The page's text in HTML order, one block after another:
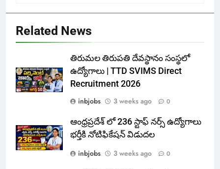
Related News
తిరుమల తిరుపతి దేవస్థానం సంస్థలో
ఉద్యోగాలు | TTD SVIMS Direct
Recruitment 2026
inbjobs
3 weeks ago 0
ఆంధ్రప్రదేశ్ లో 236 స్టాఫ్ నర్స్ ఉద్యోగాలు
భర్తీకి నోటిఫికేషన్ విడుదల
inbjobs
3 weeks ago 0